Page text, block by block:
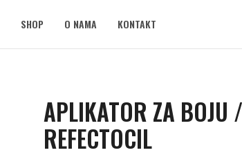
SHOP O NAMA KONTAKT
APLIKATOR ZA BOJU
REFECTOCIL